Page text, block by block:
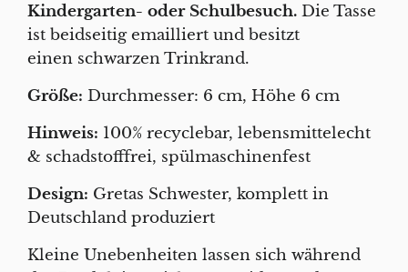
Kindergarten- oder Schulbesuch. Die Tasse
ist beidseitig emailliert und besitzt
einen schwarzen Trinkrand.
Größe: Durchmesser: 6 cm, Höhe 6 cm
Hinweis: 100% recyclebar, lebensmittelecht
& schadstofffrei, spülmaschinenfest
Design: Gretas Schwester, komplett in
Deutschland produziert
Kleine Unebenheiten lassen sich während